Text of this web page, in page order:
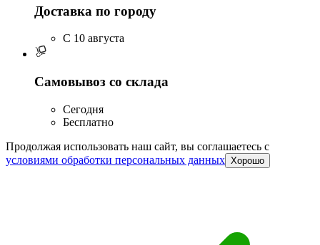
Доставка по городу
C 10 августа
Самовывоз со склада
Сегодня
Бесплатно
Продолжая использовать наш сайт, вы соглашаетесь c
условиями обработки персональных данных Хорошо